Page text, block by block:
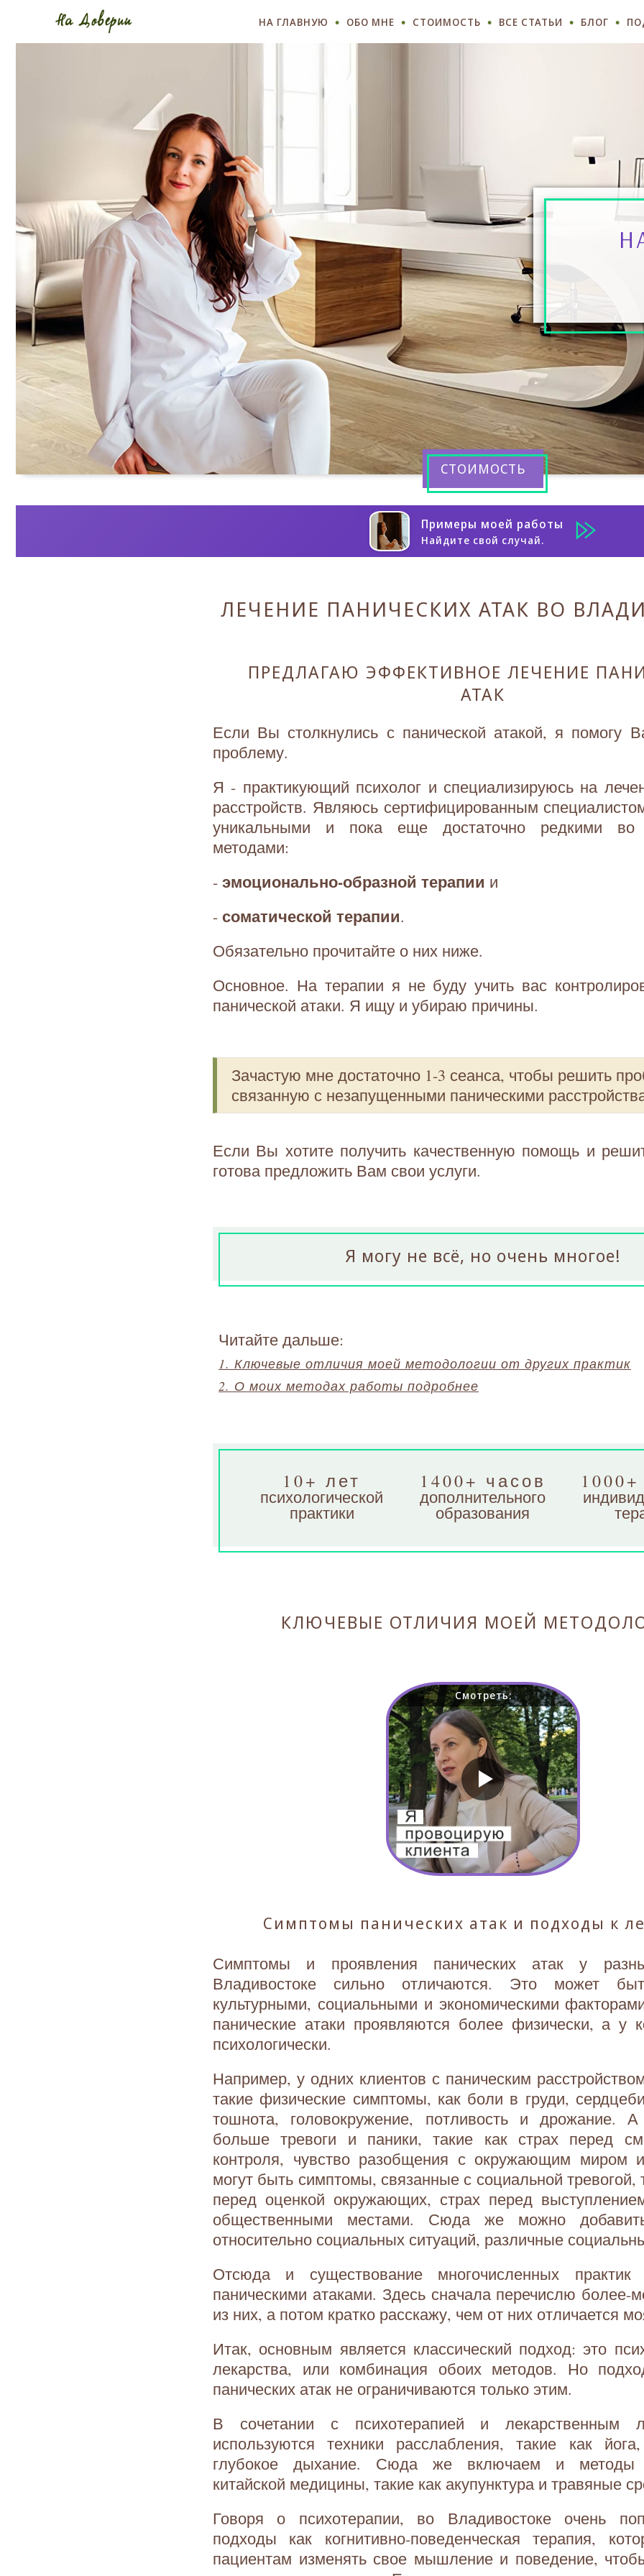
НА ГЛАВНУЮ ОБО МНЕ СТОИМОСТЬ ВСЕ СТАТЬИ БЛОГ
СТОИМОСТЬ
Примеры моей работы
Найдите свой случай.
ЛЕЧЕНИЕ ПАНИЧЕСКИХ АТАК ВО
ПРЕДЛАГАЮ ЭФФЕКТИВНОЕ ЛЕЧЕНИЕ
АТАК
Если Вы столкнулись с панической атакой, я помогу
проблему.
Я - практикующий психолог и специализируюсь на
расстройств. Являюсь сертифицированным
уникальными и пока еще достаточно редкими во
методами:
- эмоционально-образной терапии и
- соматической терапии.
Обязательно прочитайте о них ниже.
Основное. На терапии я не буду учить вас
панической атаки. Я ищу и убираю причины.
Зачастую мне достаточно 1-3 сеанса, чтобы решить
связанную с незапущенными паническими
Если Вы хотите получить качественную помощь и
готова предложить Вам свои услуги.
Я могу не всё, но очень многое!
Читайте дальше:
1. Ключевые отличия моей методологии от других практик
2. О моих методах работы подробнее
10+ лет
психологической
практики
1400+ часов
дополнительного
образования
КЛЮЧЕВЫЕ ОТЛИЧИЯ МОЕЙ
Смотреть:
Симптомы панических атак и подходы к
Симптомы и проявления панических атак у
Владивостоке сильно отличаются. Это может
культурными, социальными и экономическими
панические атаки проявляются более физически, а у
психологически.
Например, у одних клиентов с паническим
такие физические симптомы, как боли в груди,
тошнота, головокружение, потливость и дрожание.
больше тревоги и паники, такие как страх перед
контроля, чувство разобщения с окружающим миром
могут быть симптомы, связанные с социальной тревогой,
перед оценкой окружающих, страх перед
общественными местами. Сюда же можно
относительно социальных ситуаций, различные
Отсюда и существование многочисленных
паническими атаками. Здесь сначала перечислю более-
из них, а потом кратко расскажу, чем от них отличается
Итак, основным является классический подход: это
лекарства, или комбинация обоих методов. Но
панических атак не ограничиваются только этим.
В сочетании с психотерапией и лекарственным
используются техники расслабления, такие как
глубокое дыхание. Сюда же включаем и методы
китайской медицины, такие как акупунктура и травяные
Говоря о психотерапии, во Владивостоке очень
подходы как когнитивно-поведенческая терапия,
пациентам изменять свое мышление и поведение,